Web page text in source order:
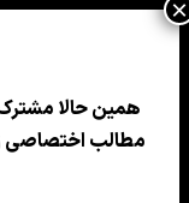
رحمان
همین حالا
مطالب اختصاصی